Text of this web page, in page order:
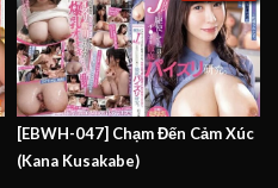
[EBWH-047] Chạm Đến Cảm Xúc
(Kana Kusakabe)